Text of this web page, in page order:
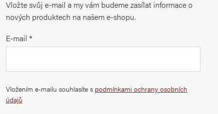
Vložte svůj e-mail a my vám budeme zasílat informace o
nových produktech na našem e-shopu.
E-mail
Vložením e-mailu souhlasíte s podmínkami ochrany osobních
údajů